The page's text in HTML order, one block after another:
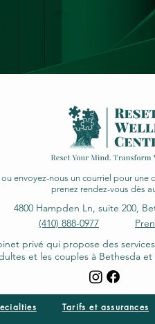
envoyez-nous un courriel pour une
prenez rendez-vous dès
4800 Hampden Ln, suite 200,
(410) 888-0977
privé qui propose des
et les couples à Bethesda
Tarifs et assurances